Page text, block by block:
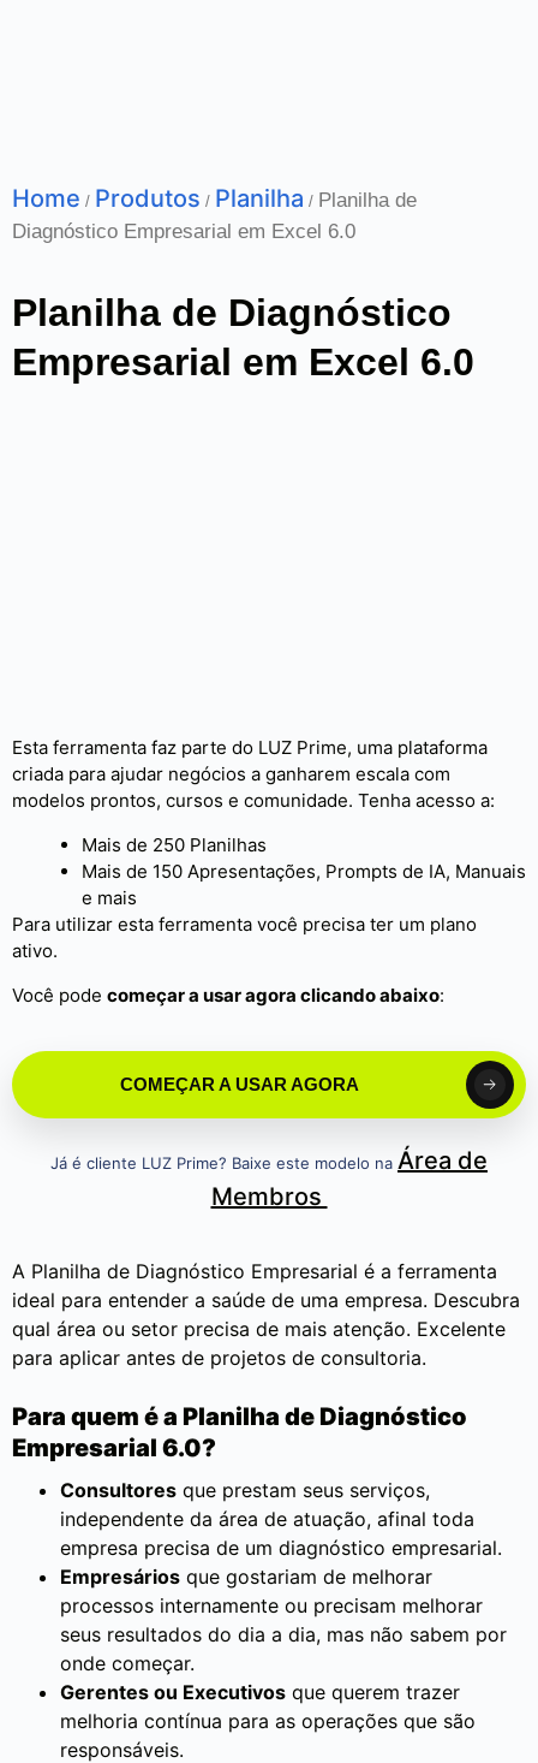
Home / Produtos / Planilha / Planilha de
Diagnóstico Empresarial em Excel 6.0
Planilha de Diagnóstico
Empresarial em Excel 6.0
Esta ferramenta faz parte do LUZ Prime, uma plataforma
criada para ajudar negócios a ganharem escala com
modelos prontos, cursos e comunidade. Tenha acesso a:
Mais de 250 Planilhas
Mais de 150 Apresentações, Prompts de IA, Manuais
e mais
Para utilizar esta ferramenta você precisa ter um plano
ativo.
Você pode começar a usar agora clicando abaixo:
COMEÇAR A USAR AGORA
Já é cliente LUZ Prime? Baixe este modelo na Área de
Membros
A Planilha de Diagnóstico Empresarial é a ferramenta
ideal para entender a saúde de uma empresa. Descubra
qual área ou setor precisa de mais atenção. Excelente
para aplicar antes de projetos de consultoria.
Para quem é a Planilha de Diagnóstico
Empresarial 6.0?
Consultores que prestam seus serviços,
independente da área de atuação, afinal toda
empresa precisa de um diagnóstico empresarial.
Empresários que gostariam de melhorar
processos internamente ou precisam melhorar
seus resultados do dia a dia, mas não sabem por
onde começar.
Gerentes ou Executivos que querem trazer
melhoria contínua para as operações que são
responsáveis.